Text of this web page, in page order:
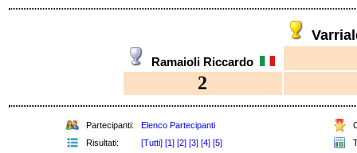
Ramaioli Riccardo
2
Partecipanti: Elenco Partecipanti
Risultati:
[Tutti] [1] [2] [3] [4] [5]